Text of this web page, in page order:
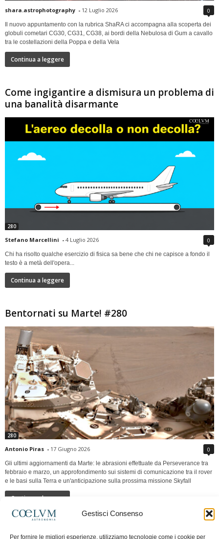
Gestisci Consenso
Per fornire le migliori esperienze, utilizziamo tecnologie come i cookie per
shara.astrophotography - 12 Luglio 2026 0
Il nuovo appuntamento con la rubrica ShaRA ci accompagna alla scoperta dei
globuli cometari CG30, CG31, CG38, ai bordi della Nebulosa di Gum a cavallo
tra le costellazioni della Poppa e della Vela
Continua a leggere
Come ingigantire a dismisura un problema di
una banalità disarmante
280
Stefano Marcellini - 4 Luglio 2026 0
Chi ha risolto qualche esercizio di fisica sa bene che chi ne capisce a fondo il
testo è a metà dell'opera...
Continua a leggere
Bentornati su Marte! #280
280
Antonio Piras - 17 Giugno 2026 0
Gli ultimi aggiornamenti da Marte: le abrasioni effettuate da Perseverance tra
febbraio e marzo, un approfondimento sui sistemi di comunicazione tra il rover
e le basi sulla Terra e un'anticipazione sulla prossima missione Skyfall
Continua a leggere